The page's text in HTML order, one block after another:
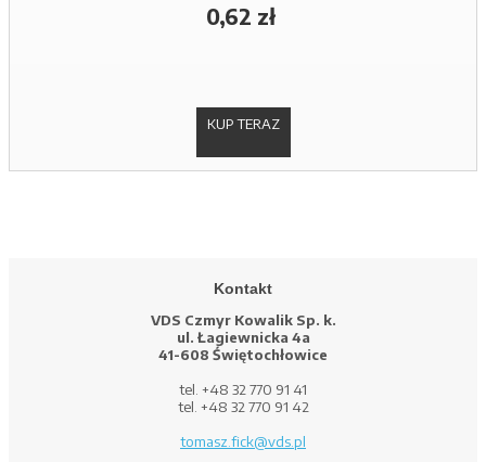
0,62 zł
KUP TERAZ
Kontakt
VDS Czmyr Kowalik Sp. k.
ul. Łagiewnicka 4a
41-608 Świętochłowice
tel. +48 32 770 91 41
tel. +48 32 770 91 42
tomasz.fick@vds.pl